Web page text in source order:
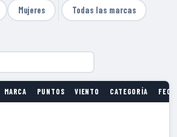
Mujeres Todas las marcas
MARCA PUNTOS VIENTO CATEGORÍA